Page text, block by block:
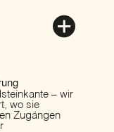
– wir
wo sie
Zugängen